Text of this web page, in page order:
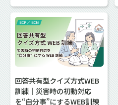
回答共有型クイズ方式WEB
訓練｜災害時の初動対応
を“自分事”にするWEB訓練